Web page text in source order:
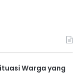
Warga yang